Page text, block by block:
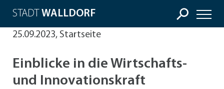
STADT WALLDORF
25.09.2023, Startseite
Einblicke in die Wirtschafts-
und Innovationskraft